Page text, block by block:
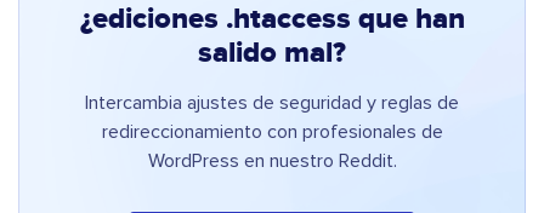
¿ediciones .htaccess que han
salido mal?
Intercambia ajustes de seguridad y reglas de
redireccionamiento con profesionales de
WordPress en nuestro Reddit.